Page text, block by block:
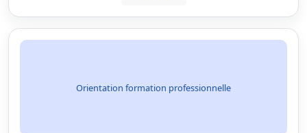
Orientation formation professionnelle